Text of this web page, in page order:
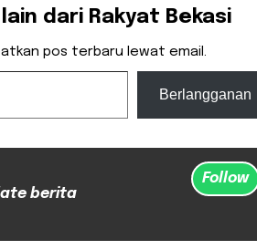
dari Rakyat Bekasi
pos terbaru lewat email.
Berlangganan
berita
Follow